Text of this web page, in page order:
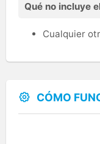
Qué no incluye
Cualquier
CÓMO